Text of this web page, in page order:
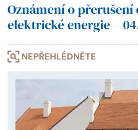
Oznámení o přerušení
elektrické energie –
NEPŘEHLÉDNĚTE